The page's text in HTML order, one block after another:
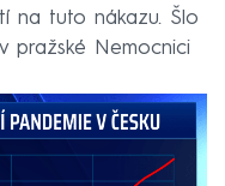
na tuto nákazu. Šlo
pražské Nemocnici